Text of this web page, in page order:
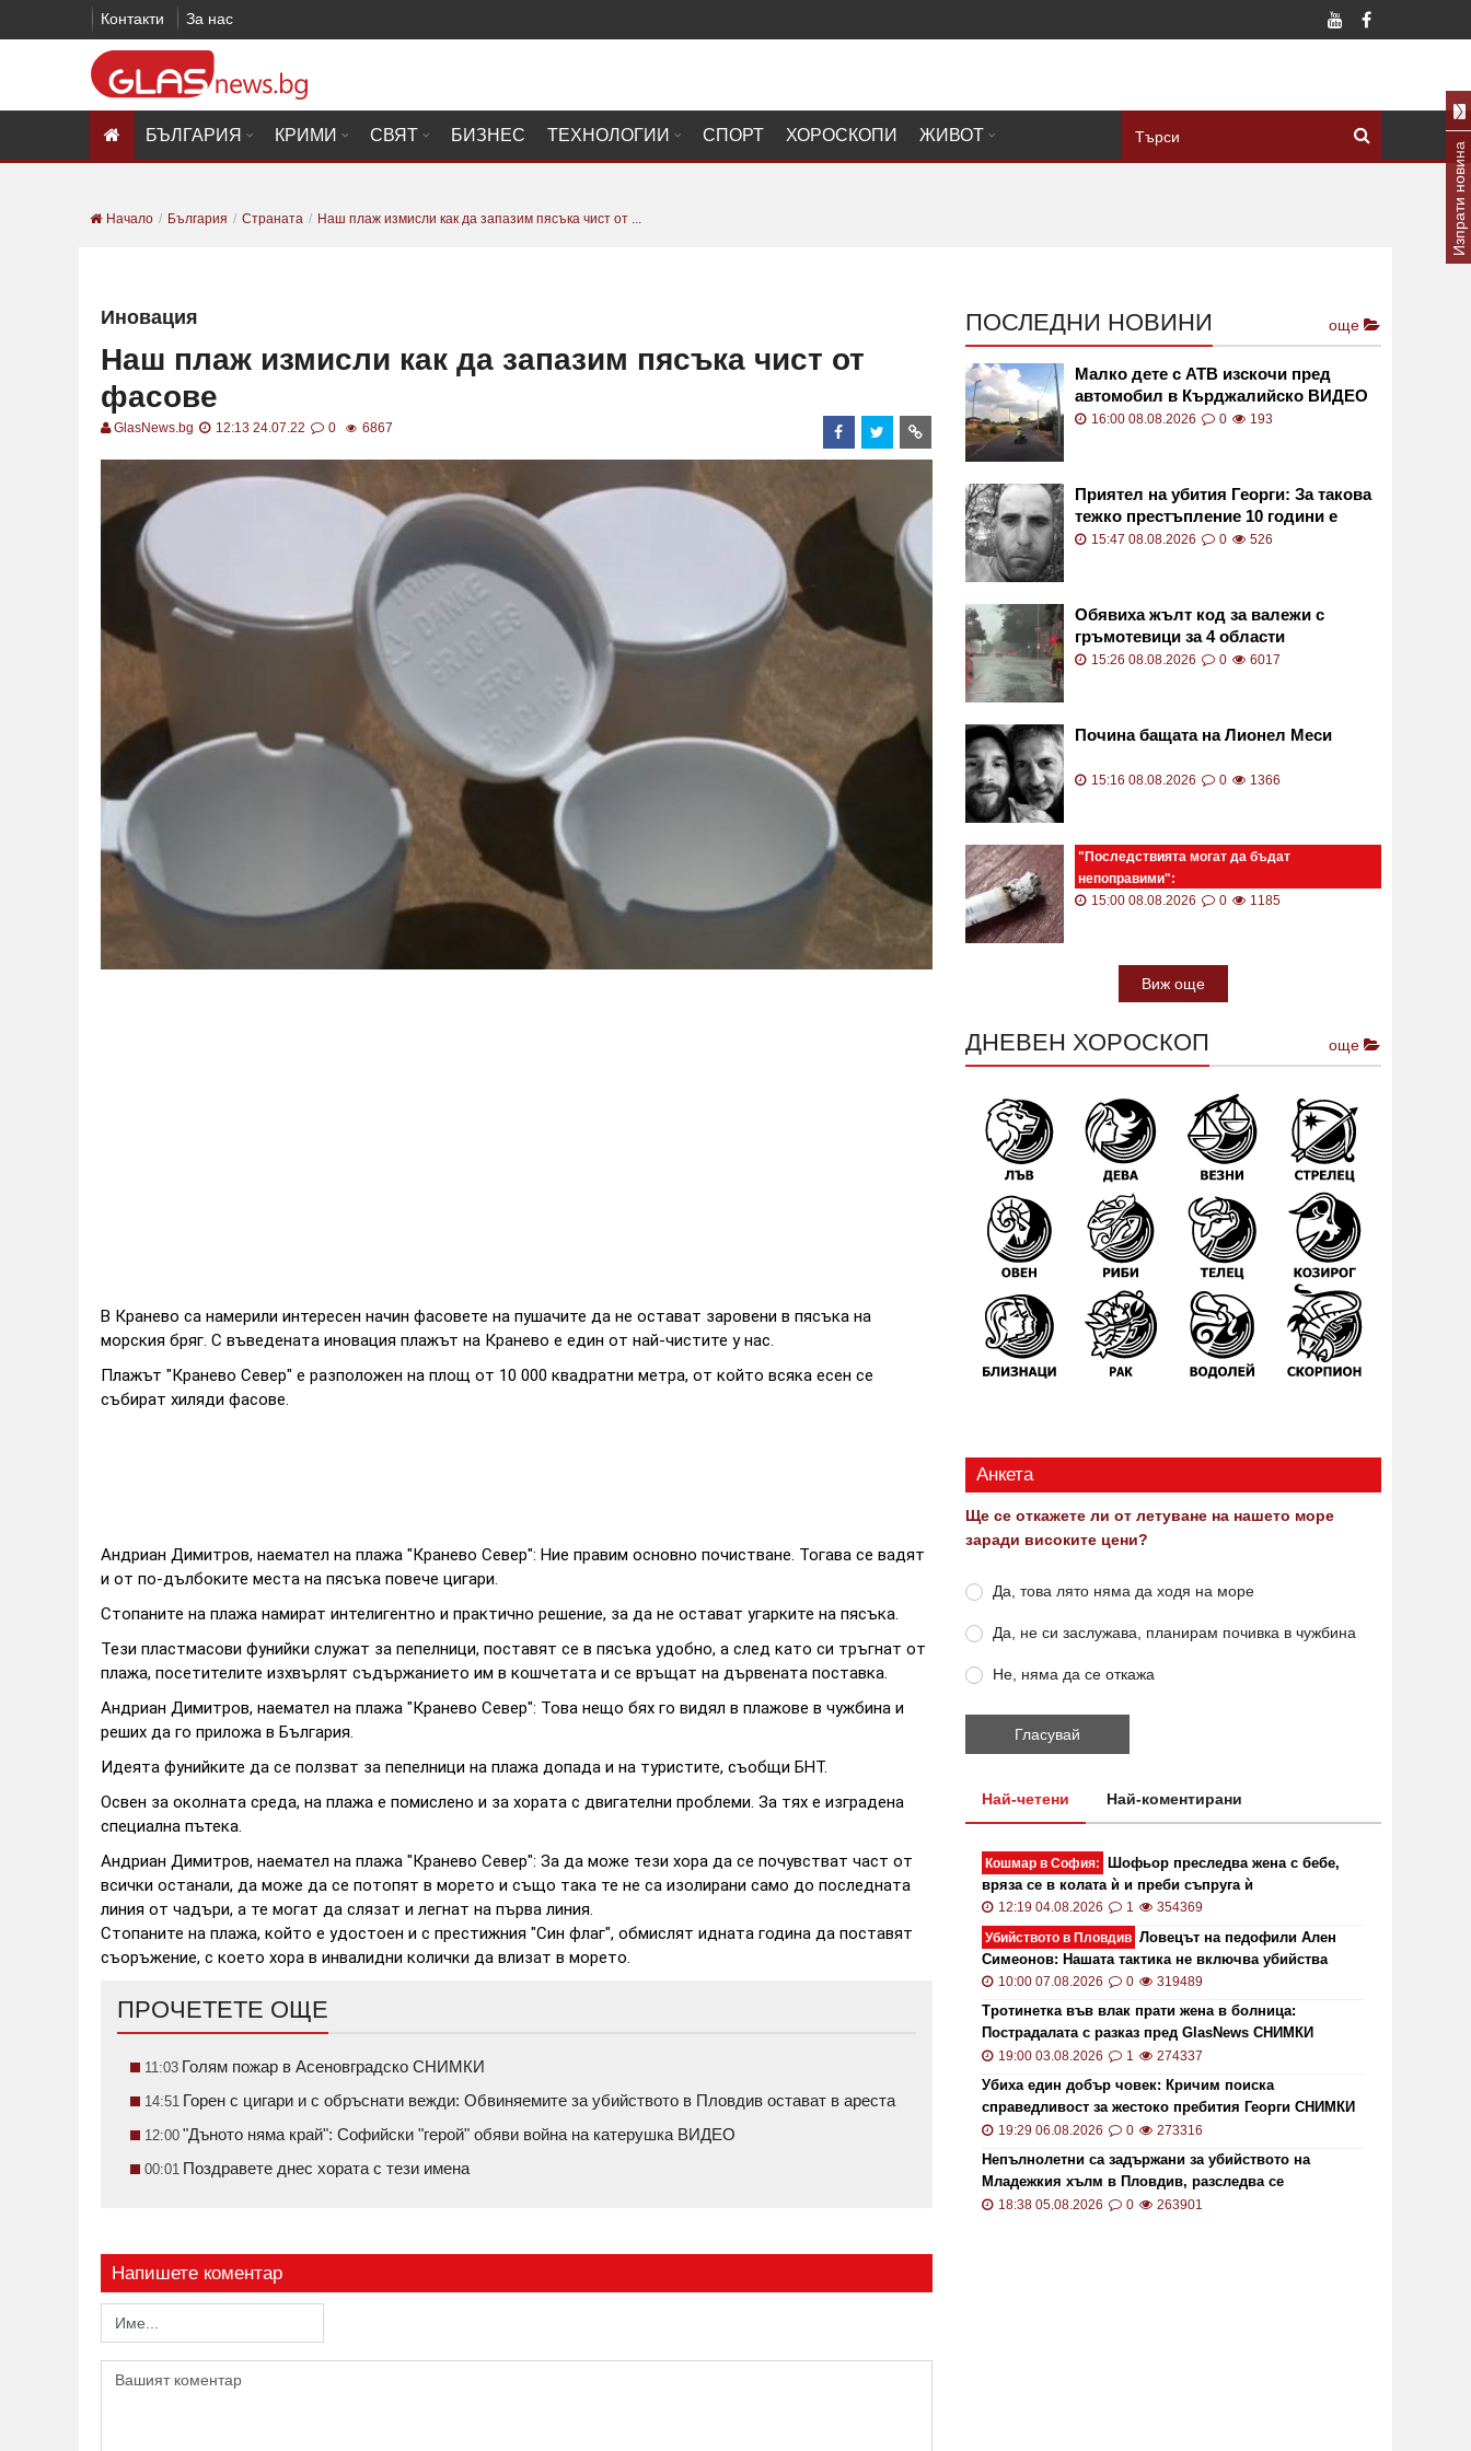
Контакти За нас
БЪЛГАРИЯ КРИМИ СВЯТ БИЗНЕС ТЕХНОЛОГИИ СПОРТ ХОРОСКОПИ ЖИВОТ
Начало България Страната Наш плаж измисли как да запазим пясъка чист от ...
Иновация
Наш плаж измисли как да запазим пясъка чист от
фасове
GlasNews.bg 12:13 24.07.22 0 6867
В Кранево са намерили интересен начин фасовете на пушачите да не остават заровени в пясъка на
морския бряг. С въведената иновация плажът на Кранево е един от най-чистите у нас.
Плажът "Кранево Север" е разположен на площ от 10 000 квадратни метра, от който всяка есен се
събират хиляди фасове.
Андриан Димитров, наемател на плажа "Кранево Север": Ние правим основно почистване. Тогава се вадят
и от по-дълбоките места на пясъка повече цигари.
Стопаните на плажа намират интелигентно и практично решение, за да не остават угарките на пясъка.
Тези пластмасови фунийки служат за пепелници, поставят се в пясъка удобно, а след като си тръгнат от
плажа, посетителите изхвърлят съдържанието им в кошчетата и се връщат на дървената поставка.
Андриан Димитров, наемател на плажа "Кранево Север": Това нещо бях го видял в плажове в чужбина и
реших да го приложа в България.
Идеята фунийките да се ползват за пепелници на плажа допада и на туристите, съобщи БНТ.
Освен за околната среда, на плажа е помислено и за хората с двигателни проблеми. За тях е изградена
специална пътека.
Андриан Димитров, наемател на плажа "Кранево Север": За да може тези хора да се почувстват част от
всички останали, да може да се потопят в морето и също така те не са изолирани само до последната
линия от чадъри, а те могат да слязат и легнат на първа линия.
Стопаните на плажа, който е удостоен и с престижния "Син флаг", обмислят идната година да поставят
съоръжение, с което хора в инвалидни колички да влизат в морето.
ПРОЧЕТЕТЕ ОЩЕ
11:03 Голям пожар в Асеновградско СНИМКИ
14:51 Горен с цигари и с обръснати вежди: Обвиняемите за убийството в Пловдив остават в ареста
12:00 "Дъното няма край": Софийски "герой" обяви война на катерушка ВИДЕО
00:01 Поздравете днес хората с тези имена
Напишете коментар
ПОСЛЕДНИ НОВИНИ още
Малко дете с АТВ изскочи пред
автомобил в Кърджалийско ВИДЕО
16:00 08.08.2026 0 193
Приятел на убития Георги: За такова
тежко престъпление 10 години е
нереално
15:47 08.08.2026 0 526
Обявиха жълт код за валежи с
гръмотевици за 4 области
15:26 08.08.2026 0 6017
Почина бащата на Лионел Меси
15:16 08.08.2026 0 1366
"Последствията могат да бъдат
непоправими":
Незагасен фас падна върху количка с
15:00 08.08.2026 0 1185
Виж още
ДНЕВЕН ХОРОСКОП още
Анкета
Ще се откажете ли от летуване на нашето море
заради високите цени?
Да, това лято няма да ходя на море
Да, не си заслужава, планирам почивка в чужбина
Не, няма да се откажа
Най-четени Най-коментирани
Кошмар в София:
Шофьор преследва жена с бебе,
вряза се в колата ѝ и преби съпруга ѝ
12:19 04.08.2026 1
354369
Убийството в Пловдив Ловецът на педофили Ален
Симеонов: Нашата тактика не включва убийства
10:00 07.08.2026 0 319489
Тротинетка във влак прати жена в болница:
Пострадалата с разказ пред GlasNews СНИМКИ
19:00 03.08.2026 1 274337
Убиха един добър човек: Кричим поиска
справедливост за жестоко пребития Георги СНИМКИ
и ВИДЕО
19:29 06.08.2026 0 273316
Непълнолетни са задържани за убийството на
Младежкия хълм в Пловдив, разследва се
хомофобски мотив
18:38 05.08.2026 0 263901
Изпрати новина